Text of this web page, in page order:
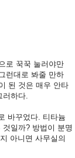
로 꾹꾹 눌러야만
런대로 봐줄 만하
된 것은 매우 안타
하다.
바꾸었다. 티타늄
일까? 방법이 분명
아니면 사무실의